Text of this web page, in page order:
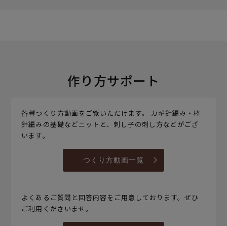
作り方サポート
各種つくり方動画をご覧いただけます。 カギ針編み・棒
針編みの基礎などニットと、刺し子の刺し方などがござ
います。
つくり方動画一覧
よくあるご質問と回答内容をご用意しております。ぜひ
ご利用くださいませ。